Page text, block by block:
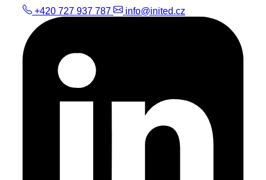
+420 727 937 787 info@inited.cz